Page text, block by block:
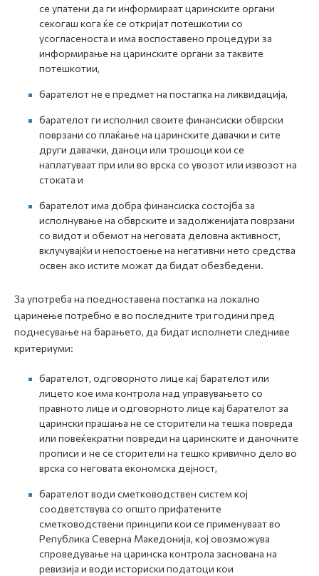
се упатени да ги информираат царинските органи
секогаш кога ќе се откријат потешкотии со
усогласеноста и има воспоставено процедури за
информирање на царинските органи за таквите
потешкотии,
барателот не е предмет на постапка на ликвидација,
барателот ги исполнил своите финансиски обврски
поврзани со плаќање на царинските давачки и сите
други давачки, даноци или трошоци кои се
наплатуваат при или во врска со увозот или извозот на
стоката и
барателот има добра финансиска состојба за
исполнување на обврските и задолженијата поврзани
со видот и обемот на неговата деловна активност,
вклучувајќи и непостоење на негативни нето средства
освен ако истите можат да бидат обезбедени.
За употреба на поедноставена постапка на локално
царинење потребно е во последните три години пред
поднесување на барањето, да бидат исполнети следниве
критериуми:
барателот, одговорното лице кај барателот или
лицето кое има контрола над управувањето со
правното лице и одговорното лице кај барателот за
царински прашања не се сторители на тешка повреда
или повеќекратни повреди на царинските и даночните
прописи и не се сторители на тешко кривично дело во
врска со неговата економска дејност,
барателот води сметководствен систем кој
соодветствува со општо прифатените
сметководствени принципи кои се применуваат во
Република Северна Македонија, кој овозможува
спроведување на царинска контрола заснована на
ревизија и води историски податоци кои